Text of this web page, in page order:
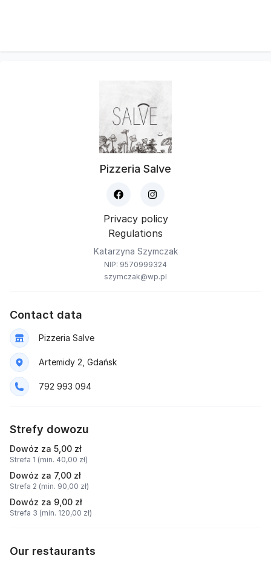
Pizzeria Salve
Privacy policy
Regulations
Katarzyna Szymczak
NIP: 9570999324
szymczak@wp.pl
Contact data
Pizzeria Salve
Artemidy 2, Gdańsk
792 993 094
Strefy dowozu
Dowóz za 5,00 zł
Strefa 1 (min. 40,00 zł)
Dowóz za 7,00 zł
Strefa 2 (min. 90,00 zł)
Dowóz za 9,00 zł
Strefa 3 (min. 120,00 zł)
Our restaurants